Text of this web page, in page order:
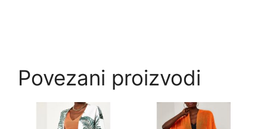
Povezani proizvodi